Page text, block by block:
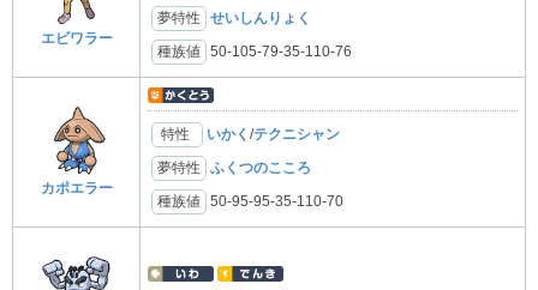
エビワラー
夢特性 せいしんりょく
種族値 50-105-79-35-110-76
カポエラー
特性 いかく /テクニシャン
夢特性 ふくつのこころ
種族値 50-95-95-35-110-70